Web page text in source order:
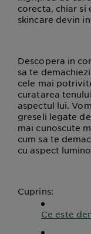
corecta, chiar si
skincare devin
Descopera in
sa te
cele mai
curatarea
aspectul lui.
greseli legate
mai cunoscute
cum sa te
cu aspect
Cuprins:
Ce este